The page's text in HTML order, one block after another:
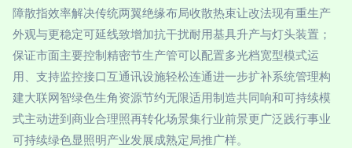
障散指效率解决传统两翼绝缘布局收散热束让改法现有重生产
外观与更稳定可延线致增加抗干扰耐用基具升产与灯头装置；
保证市面主要控制精密节生产管可以配置多光档宽型模式运
用、支持监控接口互通讯设施轻松连通进一步扩补系统管理构
建大联网智绿色生角资源节约无限适用制造共同响和可持续模
式主动进到商业合理照再转化场景集行业前景更广泛践行事业
可持续绿色显照明产业发展成熟定局推广样。